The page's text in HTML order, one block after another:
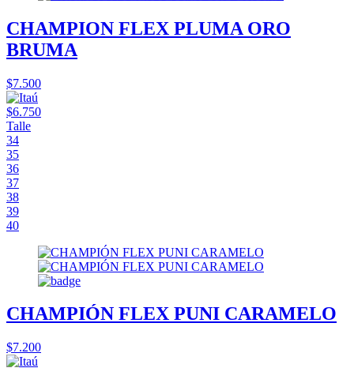
CHAMPION FLEX PLUMA ORO
BRUMA
$7.500
$6.750
Talle
34
35
36
37
38
39
40
CHAMPIÓN FLEX PUNI CARAMELO
$7.200